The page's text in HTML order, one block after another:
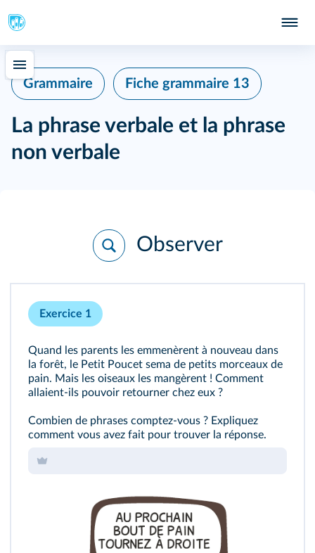
Grammaire Fiche grammaire 13
La phrase verbale et la phrase
non verbale
Observer
Exercice 1
Quand les parents les emmenèrent à nouveau dans
la forêt, le Petit Poucet sema de petits morceaux de
pain. Mais les oiseaux les mangèrent ! Comment
allaient-ils pouvoir retourner chez eux ?
Combien de phrases comptez-vous ? Expliquez
comment vous avez fait pour trouver la réponse.